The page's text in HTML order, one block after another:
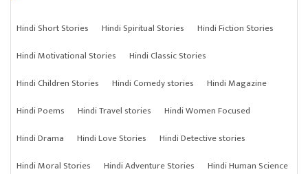
Hindi Short Stories Hindi Spiritual Stories
Hindi Fiction Stories
Hindi Motivational Stories
Hindi Classic Stories
Hindi Children Stories
Hindi Comedy stories
Hindi Magazine
Hindi Poems
Hindi Travel stories
Hindi Women Focused
Hindi Drama
Hindi Love Stories
Hindi Detective stories
Hindi Moral Stories
Hindi Adventure Stories
Hindi Human Science